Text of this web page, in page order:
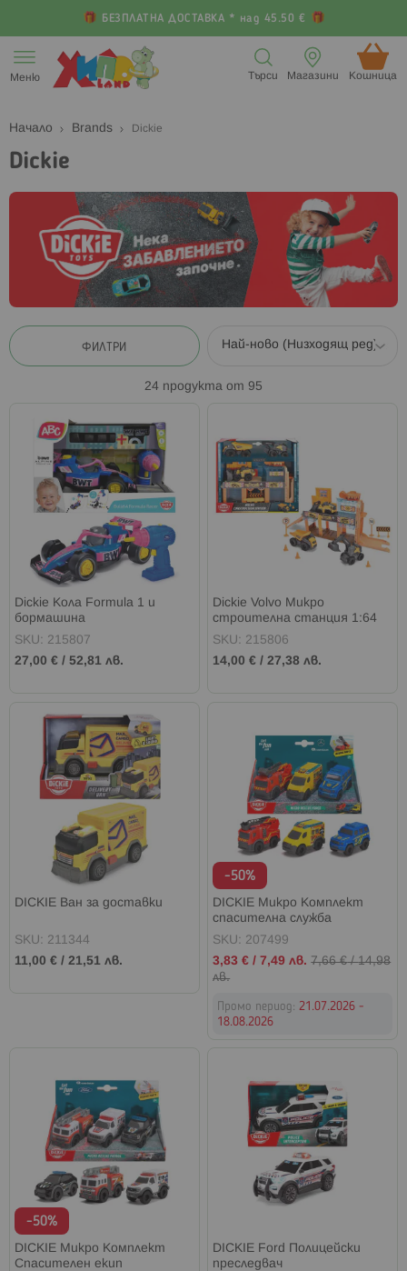
БЕЗПЛАТНА ДОСТАВКА * над 45.50 €
към
съдържанието
Меню Кошница (
Магазини
Търси
Начало Brands Dickie
Dickie
ФИЛТРИ
24 продукта от 95
Dickie Кола Formula 1 и
бормашина
SKU: 215807
27,00 € / 52,81 лв.
Dickie Volvo Микро
строителна станция 1:64
SKU: 215806
14,00 € /27,38 лв.
DICKIE Ван за доставки
SKU: 211344
11,00 € / 21,51 лв.
-50%
DICKIE Микро Комплект
спасителна служба
SKU: 207499
Промо
цена
3,83 € /7,49 лв. 7,66 €/14,98
лв.
Промо период: 21.07.2026 -
18.08.2026
-50%
DICKIE Mикро Комплект
Спасителен екип
DICKIE Ford Полицейски
преследвач